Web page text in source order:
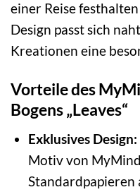
einer Reise festhalten
Design passt sich
Kreationen eine
Vorteile des
Bogens „Leaves“
Exklusives Design:
Motiv von